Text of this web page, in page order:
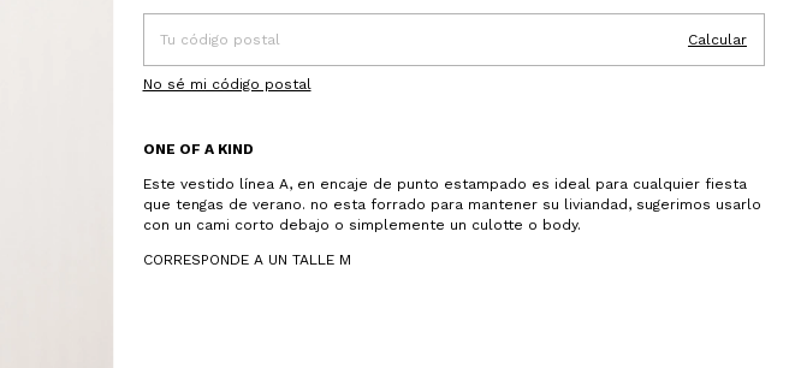
Calcular
No sé mi código postal
ONE OF A KIND
Este vestido línea A, en encaje de punto estampado es ideal para cualquier fiesta
que tengas de verano. no esta forrado para mantener su liviandad, sugerimos usarlo
con un cami corto debajo o simplemente un culotte o body.
CORRESPONDE A UN TALLE M